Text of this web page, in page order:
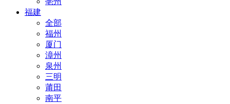
福建
全部
福州
厦门
漳州
泉州
三明
莆田
南平